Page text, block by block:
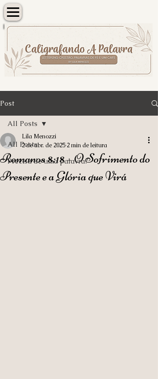
Post
All Posts
Precisa de uma palavra?
All Posts
Romanos 8:18 – O Sofrimento do
Presente e a Glória que Virá
Lila Menozzi
2 de abr. de 2025 2 min de leitura